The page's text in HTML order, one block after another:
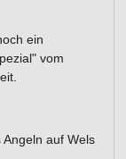
ein
vom
auf Wels